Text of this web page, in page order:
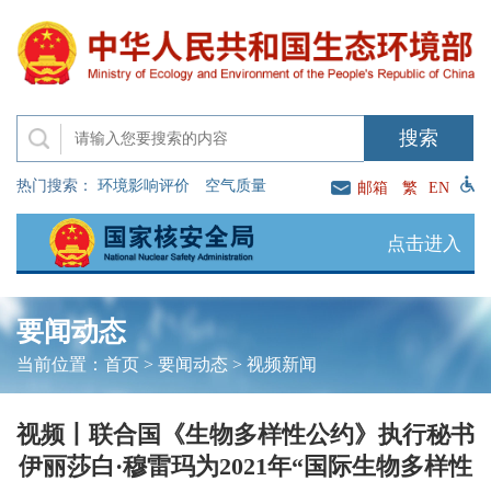
热门搜索： 环境影响评价 空气质量 邮箱 繁 EN
点击进入
要闻动态
当前位置： 首页> 要闻动态 > 视频新闻
视频丨联合国《生物多样性公约》执行秘书
伊丽莎白·穆雷玛为2021年“国际生物多样性